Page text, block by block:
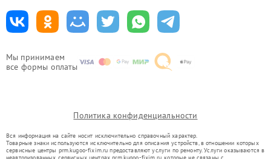
Мы принимаем
все формы оплаты
Политика конфиденциальности
Вся информация на сайте носит исключительно справочный характер.
Товарные знаки используются исключительно для описания устройств, в отношении которых
сервисные центры prm.kugoo-fixim.ru предоставляют услуги по ремонту. Услуги оказываются в